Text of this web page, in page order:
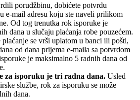
porudžbinu, dobićete potvrdu
e-mail adresu koju ste naveli prilikom
Od tog trenutka rok isporuke je
dana u slučaju plaćanja robe pouzećem.
se vrši uplatom u banci ili pošti,
od dana prijema e-maila sa potvrdom
je maksimalno 5 radnih dana od
za isporuku je tri radna dana. Usled
službe, rok za isporuku se može
dana.